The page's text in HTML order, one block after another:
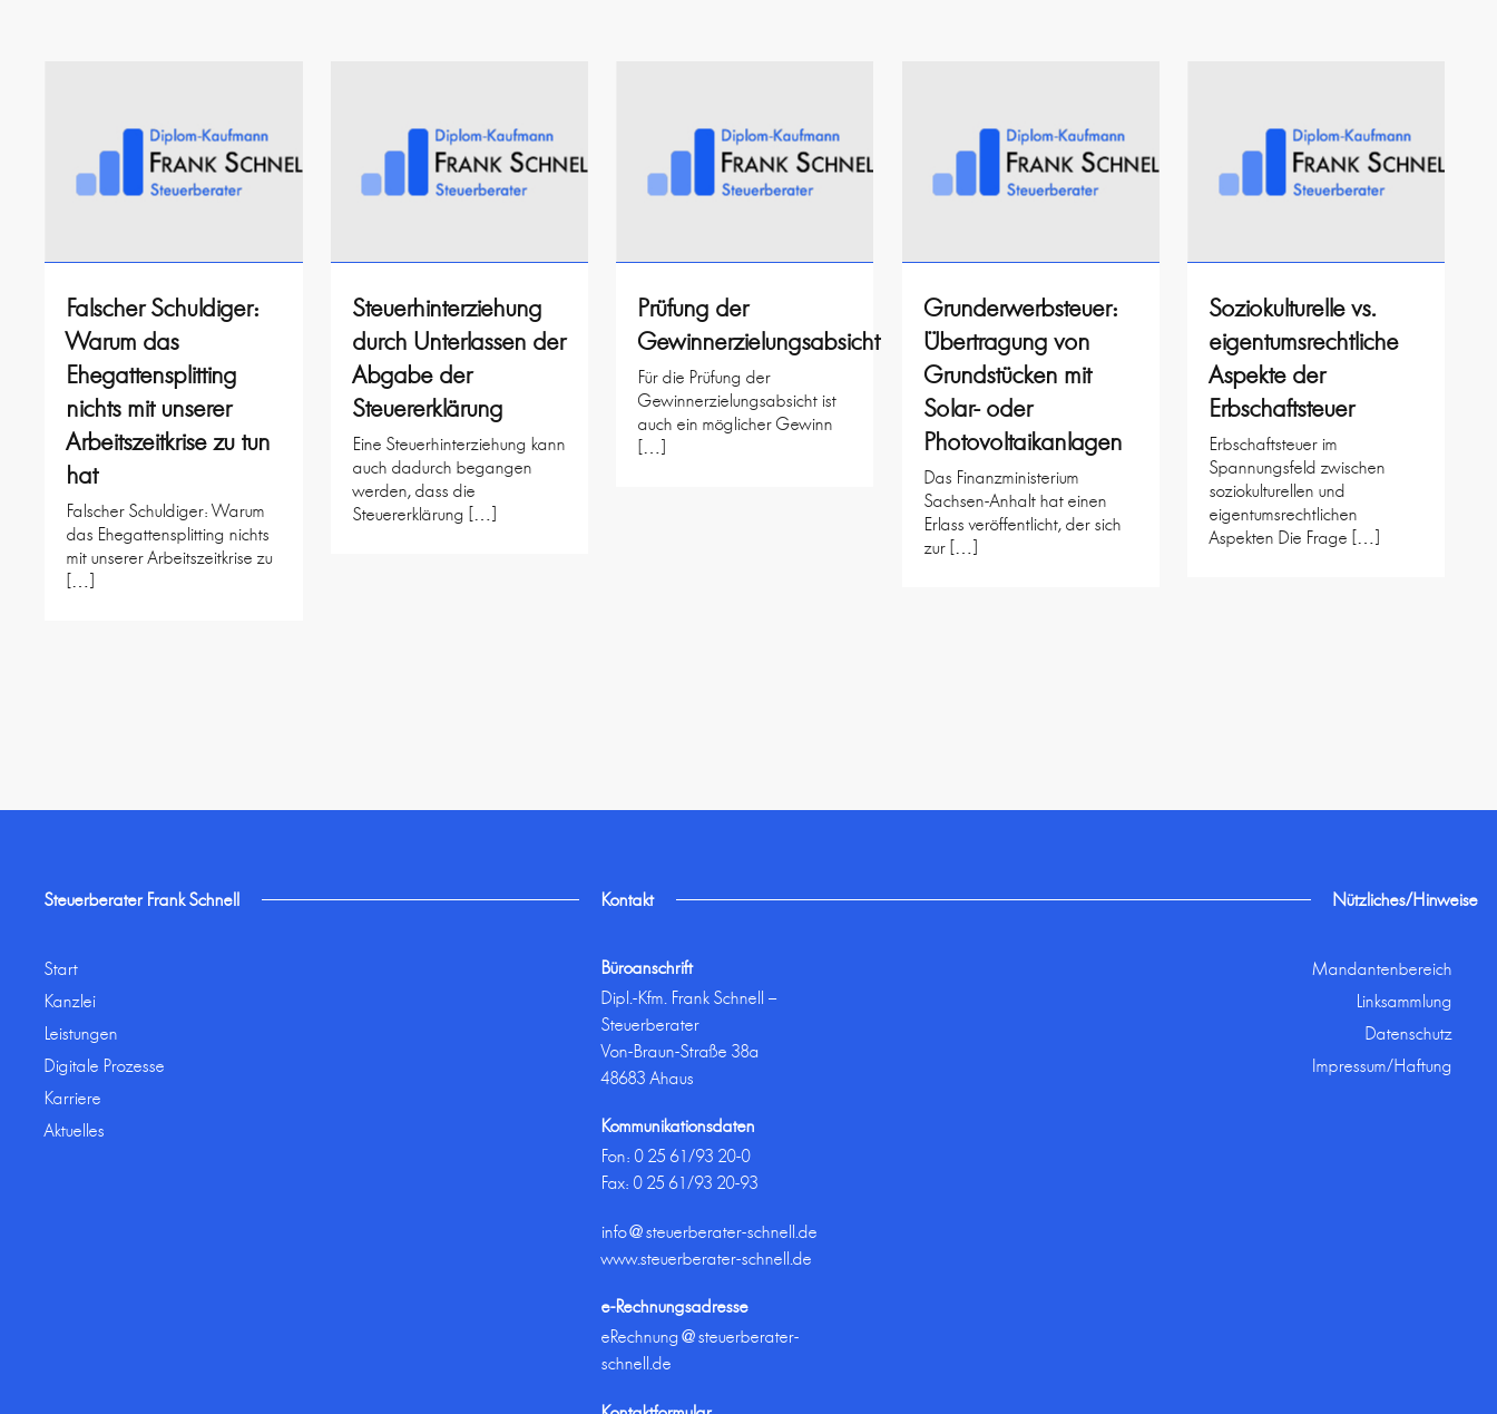
Falscher Schuldiger:
Warum das
Ehegattensplitting
nichts mit unserer
Arbeitszeitkrise zu tun
hat
Falscher Schuldiger: Warum
das Ehegattensplitting nichts
mit unserer Arbeitszeitkrise zu
[…]
Steuerhinterziehung
durch Unterlassen der
Abgabe der
Steuererklärung
Eine Steuerhinterziehung kann
auch dadurch begangen
werden, dass die
Steuererklärung […]
Prüfung der
Gewinnerzielungsabsicht
Für die Prüfung der
Gewinnerzielungsabsicht ist
auch ein möglicher Gewinn
[…]
Grunderwerbsteuer:
Übertragung von
Grundstücken mit
Solar- oder
Photovoltaikanlagen
Das Finanzministerium
Sachsen-Anhalt hat einen
Erlass veröffentlicht, der sich
zur […]
Soziokulturelle vs.
eigentumsrechtliche
Aspekte der
Erbschaftsteuer
Erbschaftsteuer im
Spannungsfeld zwischen
soziokulturellen und
eigentumsrechtlichen
Aspekten Die Frage […]
Steuerberater Frank Schnell
Start
Kanzlei
Leistungen
Digitale Prozesse
Karriere
Aktuelles
Kontakt
Büroanschrift
Dipl.-Kfm. Frank Schnell –
Steuerberater
Von-Braun-Straße 38a
48683 Ahaus
Kommunikationsdaten
Fon:0 25 61/93 20-0
Fax: 0 25 61/93 20-93
info@steuerberater-schnell.de
www.steuerberater-schnell.de
e-Rechnungsadresse
eRechnung@steuerberater-
schnell.de
Nützliches/Hinweise
Mandantenbereich
Linksammlung
Datenschutz
Impressum/Haftung